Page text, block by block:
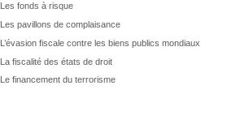
Les fonds à risque
Les pavillons de complaisance
L’évasion fiscale contre les biens publics mondiaux
La fiscalité des états de droit
Le financement du terrorisme